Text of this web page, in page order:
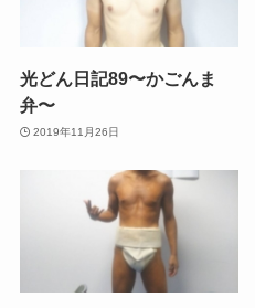
光どん日記89〜かごんま
弁〜
2019年11月26日